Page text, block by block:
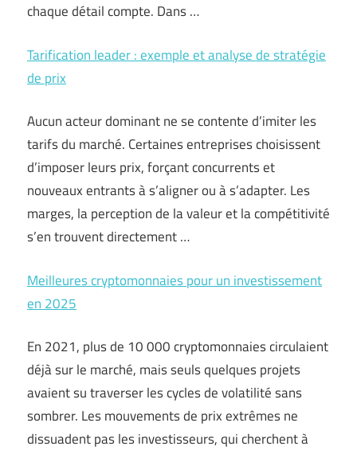
chaque détail compte. Dans …
Tarification leader : exemple et analyse de stratégie
de prix
Aucun acteur dominant ne se contente d’imiter les
tarifs du marché. Certaines entreprises choisissent
d’imposer leurs prix, forçant concurrents et
nouveaux entrants à s’aligner ou à s’adapter. Les
marges, la perception de la valeur et la compétitivité
s’en trouvent directement …
Meilleures cryptomonnaies pour un investissement
en 2025
En 2021, plus de 10 000 cryptomonnaies circulaient
déjà sur le marché, mais seuls quelques projets
avaient su traverser les cycles de volatilité sans
sombrer. Les mouvements de prix extrêmes ne
dissuadent pas les investisseurs, qui cherchent à